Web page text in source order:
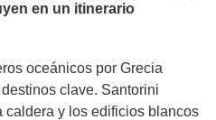
en un itinerario
oceánicos por Grecia
clave. Santorini
caldera y los edificios blancos